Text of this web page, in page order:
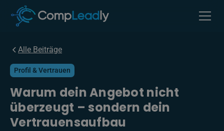
Alle Beiträge
Profil & Vertrauen
Warum dein Angebot nicht
überzeugt – sondern dein
Vertrauensaufbau